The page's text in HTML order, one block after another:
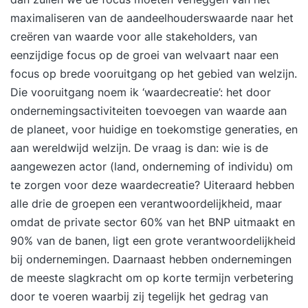
maximaliseren van de aandeelhouderswaarde naar het
creëren van waarde voor alle stakeholders, van
eenzijdige focus op de groei van welvaart naar een
focus op brede vooruitgang op het gebied van welzijn.
Die vooruitgang noem ik ‘waardecreatie’: het door
ondernemingsactiviteiten toevoegen van waarde aan
de planeet, voor huidige en toekomstige generaties, en
aan wereldwijd welzijn. De vraag is dan: wie is de
aangewezen actor (land, onderneming of individu) om
te zorgen voor deze waardecreatie? Uiteraard hebben
alle drie de groepen een verantwoordelijkheid, maar
omdat de private sector 60% van het BNP uitmaakt en
90% van de banen, ligt een grote verantwoordelijkheid
bij ondernemingen. Daarnaast hebben ondernemingen
de meeste slagkracht om op korte termijn verbetering
door te voeren waarbij zij tegelijk het gedrag van